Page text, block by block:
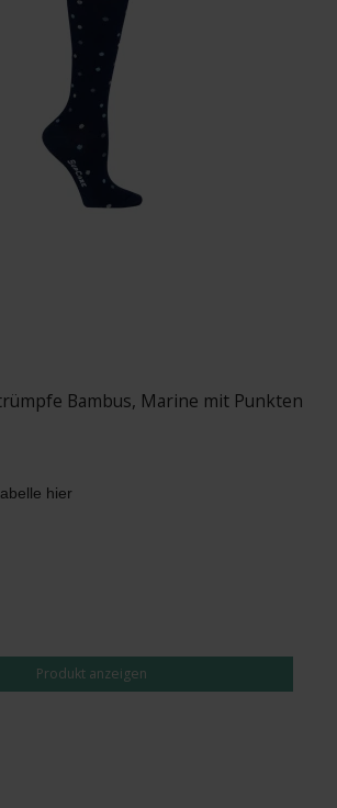
Bambus, Marine mit Punkten
hier
Produkt anzeigen